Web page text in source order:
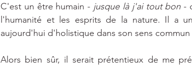
C'est un être humain - jusque là j'ai tout bon -
l'humanité et les esprits de la nature. Il a
aujourd'hui d'holistique dans son sens commun
Alors bien sûr, il serait prétentieux de me